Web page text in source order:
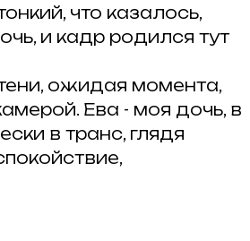
что казалось,
и кадр родился тут
ожидая момента,
Ева - моя дочь, в
в транс, глядя